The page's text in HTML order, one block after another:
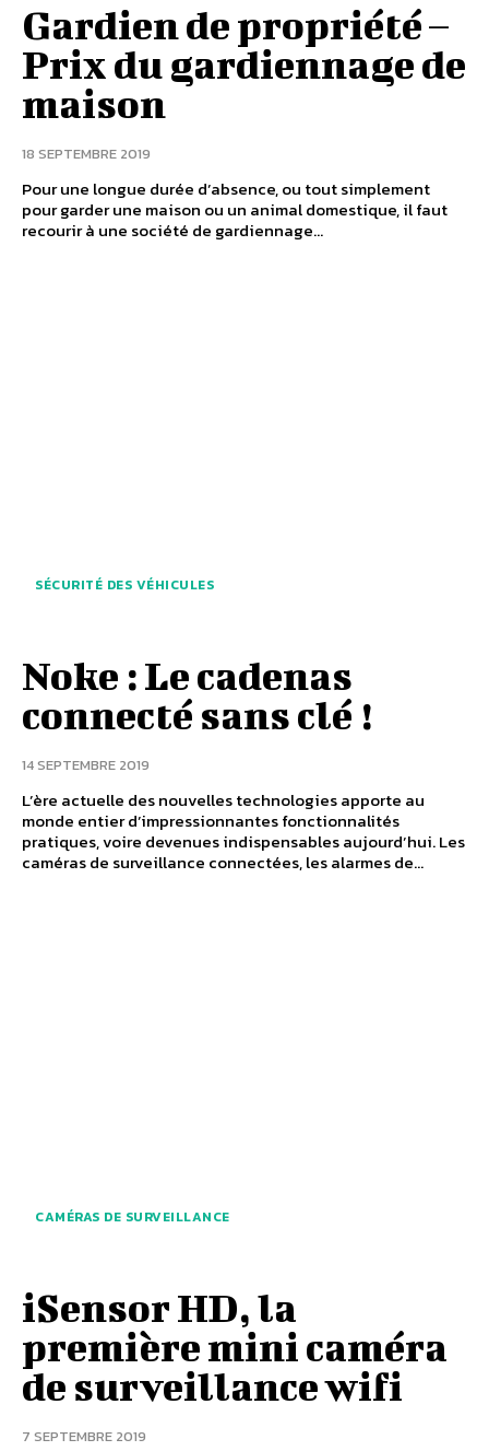
Gardien de propriété –
Prix du gardiennage de
maison
18 SEPTEMBRE 2019
Pour une longue durée d’absence, ou tout simplement
pour garder une maison ou un animal domestique, il faut
recourir à une société de gardiennage...
SÉCURITÉ DES VÉHICULES
Noke : Le cadenas
connecté sans clé !
14 SEPTEMBRE 2019
L’ère actuelle des nouvelles technologies apporte au
monde entier d’impressionnantes fonctionnalités
pratiques, voire devenues indispensables aujourd’hui. Les
caméras de surveillance connectées, les alarmes de...
CAMÉRAS DE SURVEILLANCE
iSensor HD, la
première mini caméra
de surveillance wifi
7 SEPTEMBRE 2019